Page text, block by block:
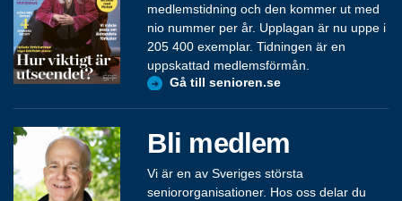
medlemstidning och den kommer ut med
nio nummer per år. Upplagan är nu uppe i
205 400 exemplar. Tidningen är en
uppskattad medlemsförmån.
Gå till senioren.se
Bli medlem
Vi är en av Sveriges största
seniororganisationer. Hos oss delar du